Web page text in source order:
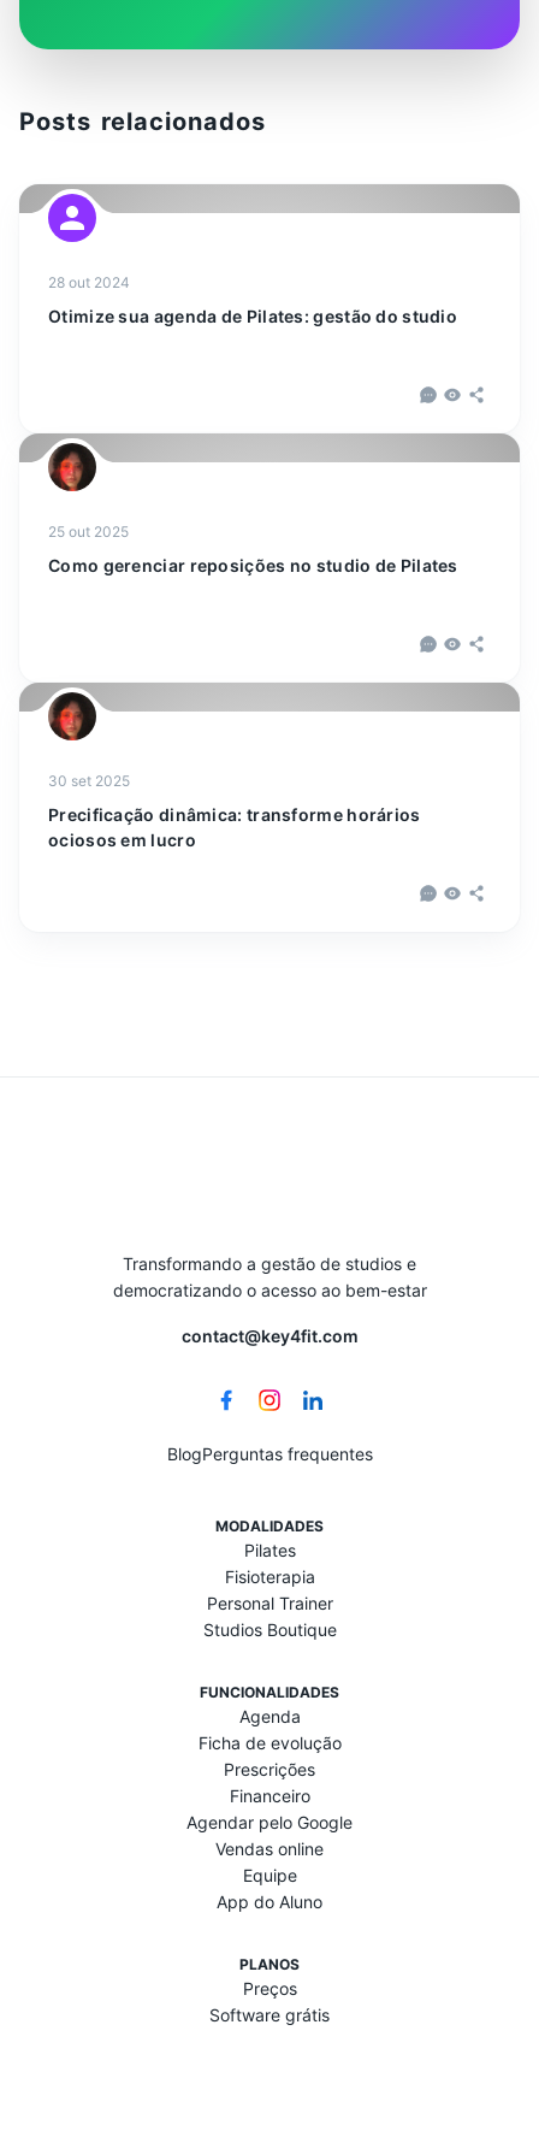
Posts relacionados
28 out 2024
Otimize sua agenda de Pilates: gestão do studio
25 out 2025
Como gerenciar reposições no studio de Pilates
30 set 2025
Precificação dinâmica: transforme horários
ociosos em lucro
Transformando a gestão de studios e
democratizando o acesso ao bem-estar
contact@key4fit.com
BlogPerguntas frequentes
MODALIDADES
Pilates
Fisioterapia
Personal Trainer
Studios Boutique
FUNCIONALIDADES
Agenda
Ficha de evolução
Prescrições
Financeiro
Agendar pelo Google
Vendas online
Equipe
App do Aluno
PLANOS
Preços
Software grátis